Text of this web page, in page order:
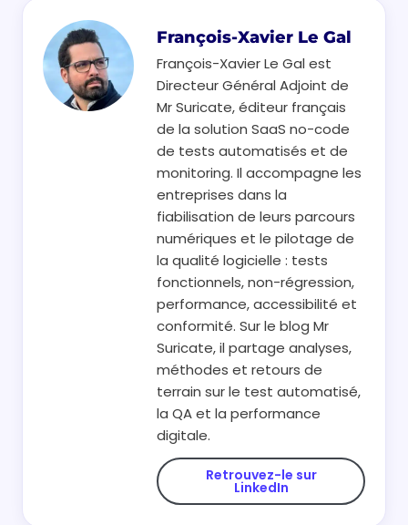
François-Xavier Le Gal
François-Xavier Le Gal est
Directeur Général Adjoint de
Mr Suricate, éditeur français
de la solution SaaS no-code
de tests automatisés et de
monitoring. Il accompagne les
entreprises dans la
fiabilisation de leurs parcours
numériques et le pilotage de
la qualité logicielle : tests
fonctionnels, non-régression,
performance, accessibilité et
conformité. Sur le blog Mr
Suricate, il partage analyses,
méthodes et retours de
terrain sur le test automatisé,
la QA et la performance
digitale.
Retrouvez-le sur
LinkedIn